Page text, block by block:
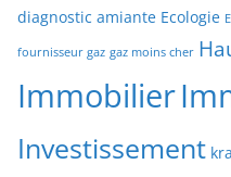
diagnostic amiante Ecologie
fournisseur gaz gaz moins cher
Immobilier
Investissement